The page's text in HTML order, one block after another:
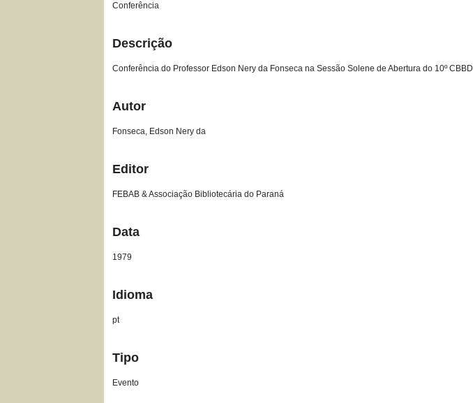
Conferência
Descrição
Conferência do Professor Edson Nery da Fonseca na Sessão Solene de Abertura do 10º CBBD
Autor
Fonseca, Edson Nery da
Editor
FEBAB & Associação Bibliotecária do Paraná
Data
1979
Idioma
pt
Tipo
Evento